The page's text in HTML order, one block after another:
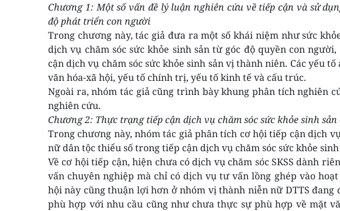
Chương 1: Một số vấn đề lý luận nghiên cứu về tiếp cận và sử
độ phát triển con người
Trong chương này, tác giả đưa ra một số khái niệm như sức
dịch vụ chăm sóc sức khỏe sinh sản từ góc độ quyền con
cận dịch vụ chăm sóc sức khỏe sinh sản vị thành niên. Các yếu
văn hóa-xã hội, yếu tố chính trị, yếu tố kinh tế và cấu trúc.
Ngoài ra, nhóm tác giả cũng trình bày khung phân tích nghiên
nghiên cứu.
Chương 2: Thực trạng tiếp cận dịch vụ chăm sóc sức khỏe sinh
Trong chương này, nhóm tác giả phân tích cơ hội tiếp cận dịch
nữ dân tộc thiểu số trong tiếp cận dịch vụ chăm sóc sức khỏe sinh
Về cơ hội tiếp cận, hiện chưa có dịch vụ chăm sóc SKSS dành
vấn chuyên nghiệp mà chỉ có dịch vụ tư vấn lồng ghép vào
hội này cũng thuận lợi hơn ở nhóm vị thành niễn nữ DTTS đang
phù hợp với nhu cầu cũng như chưa thực sự phù hợp về mặt